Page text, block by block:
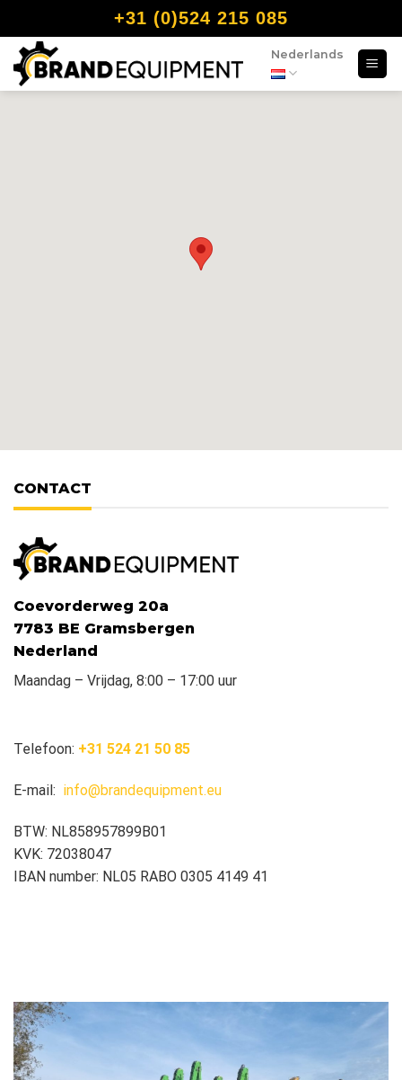
+31 (0)524 215 085
Nederlands
CONTACT
Coevorderweg 20a
7783 BE Gramsbergen
Nederland
Maandag – Vrijdag, 8:00 – 17:00 uur
Telefoon: +31 524 21 50 85
E-mail: info@brandequipment.eu
BTW: NL858957899B01
KVK: 72038047
IBAN number: NL05 RABO 0305 4149 41